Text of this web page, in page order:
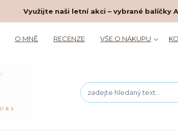
Využijte naši letní akci – vybrané balíčky
O MNĚ RECENZE VŠE O NÁKUPU